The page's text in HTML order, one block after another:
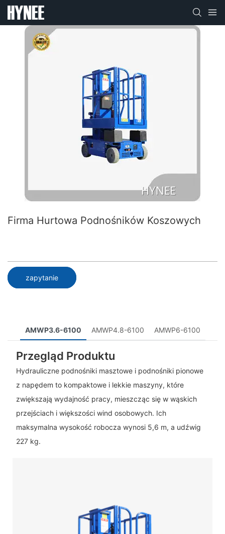
Firma Hurtowa Podnośników Koszowych
zapytanie
AMWP3.6-6100 AMWP4.8-6100 AMWP6-6100
Przegląd Produktu
Hydrauliczne podnośniki masztowe i podnośniki pionowe
z napędem to kompaktowe i lekkie maszyny, które
zwiększają wydajność pracy, mieszcząc się w wąskich
przejściach i większości wind osobowych. Ich
maksymalna wysokość robocza wynosi 5,6 m, a udźwig
227 kg.